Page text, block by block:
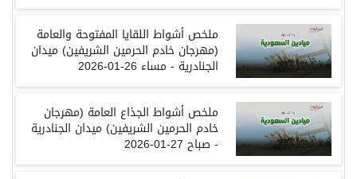
ملخص أشواط اللقايا المفتوحة والعامة
(مهرجان خادم الحرمين الشريفين) ميدان
الجنادرية - مساء
ملخص أشواط الجذاع العامة (مهرجان
خادم الحرمين الشريفين) ميدان الجنادرية
- صباح27-01-2026